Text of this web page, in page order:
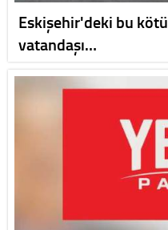
Eskişehir'deki bu
vatandaşı…